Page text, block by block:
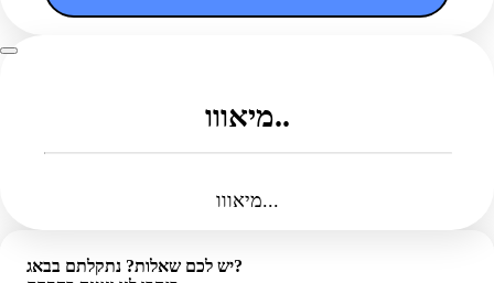
מיאווו..
מיאווו...
יש לכם שאלות? נתקלתם בבאג?